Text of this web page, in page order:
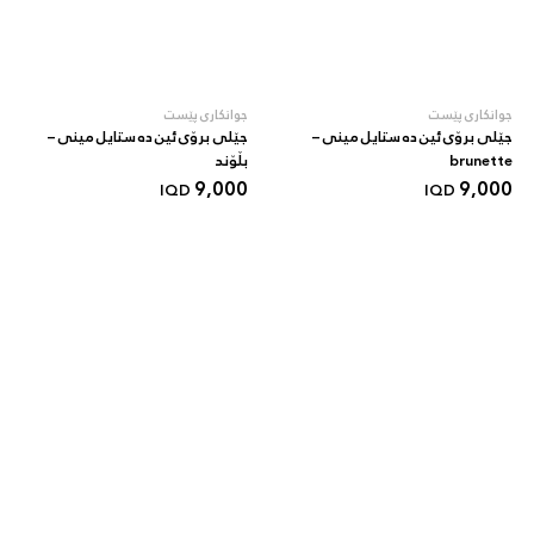
جوانکاری پێست
جێلی برۆی ئین دە ستایل مینی –
brunette
9,000
IQD
جوانکاری پێست
جێلی برۆی ئین دە ستایل مینی –
بڵۆند
9,000
IQD